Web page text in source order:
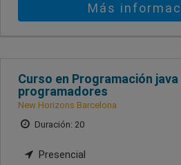
Más
Curso en Programación java
programadores
New Horizons Barcelona
Duración: 20
Presencial